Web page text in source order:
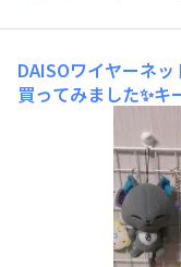
DAISOワイヤーネッ
買ってみました✨️